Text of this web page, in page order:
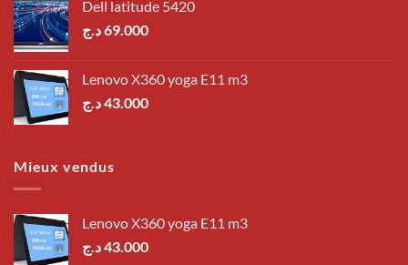
Dell latitude 5420
69.000د.ج
Lenovo X360 yoga E11 m3
43.000د.ج
Mieux vendus
Lenovo X360 yoga E11 m3
43.000د.ج